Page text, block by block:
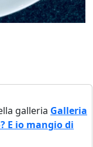
galleria Galleria
E io mangio di